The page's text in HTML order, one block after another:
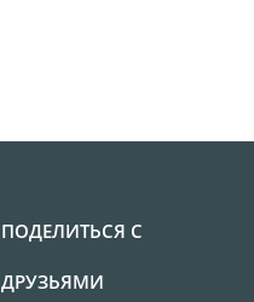
ПОДЕЛИТЬСЯ С
ДРУЗЬЯМИ